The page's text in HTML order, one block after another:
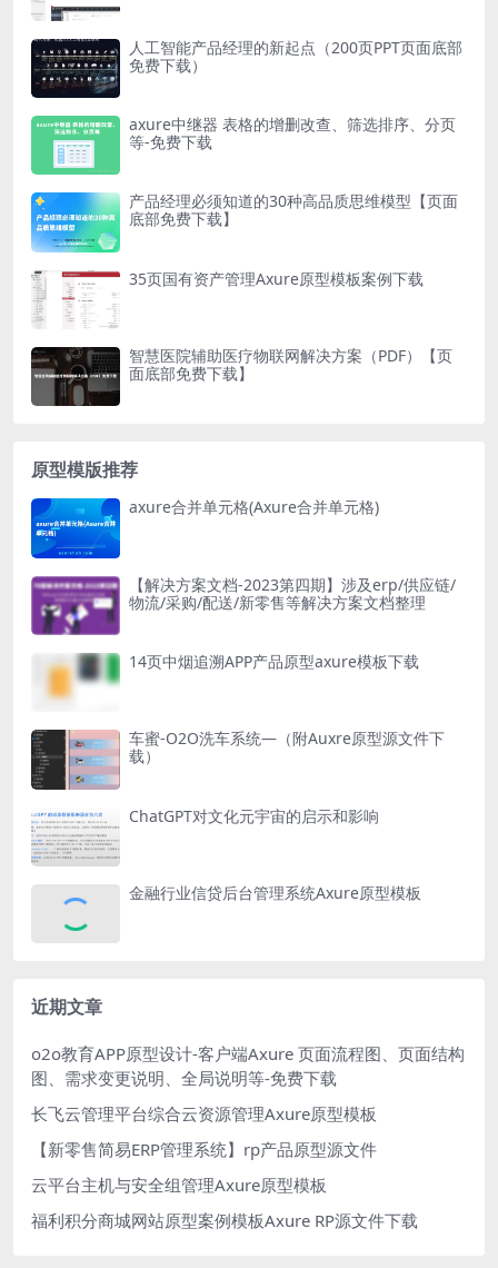
人工智能产品经理的新起点（200页PPT页面底部
免费下载）
axure中继器 表格的增删改查、筛选排序、分页
等-免费下载
产品经理必须知道的30种高品质思维模型【页面
底部免费下载】
35页国有资产管理Axure原型模板案例下载
智慧医院辅助医疗物联网解决方案（PDF）【页
面底部免费下载】
原型模版推荐
axure合并单元格(Axure合并单元格)
【解决方案文档-2023第四期】涉及erp/供应链/
物流/采购/配送/新零售等解决方案文档整理
14页中烟追溯APP产品原型axure模板下载
车蜜-O2O洗车系统—（附Auxre原型源文件下
载）
ChatGPT对文化元宇宙的启示和影响
金融行业信贷后台管理系统Axure原型模板
近期文章
o2o教育APP原型设计-客户端Axure 页面流程图、页面结构
图、需求变更说明、全局说明等-免费下载
长飞云管理平台综合云资源管理Axure原型模板
【新零售简易ERP管理系统】rp产品原型源文件
云平台主机与安全组管理Axure原型模板
福利积分商城网站原型案例模板Axure RP源文件下载